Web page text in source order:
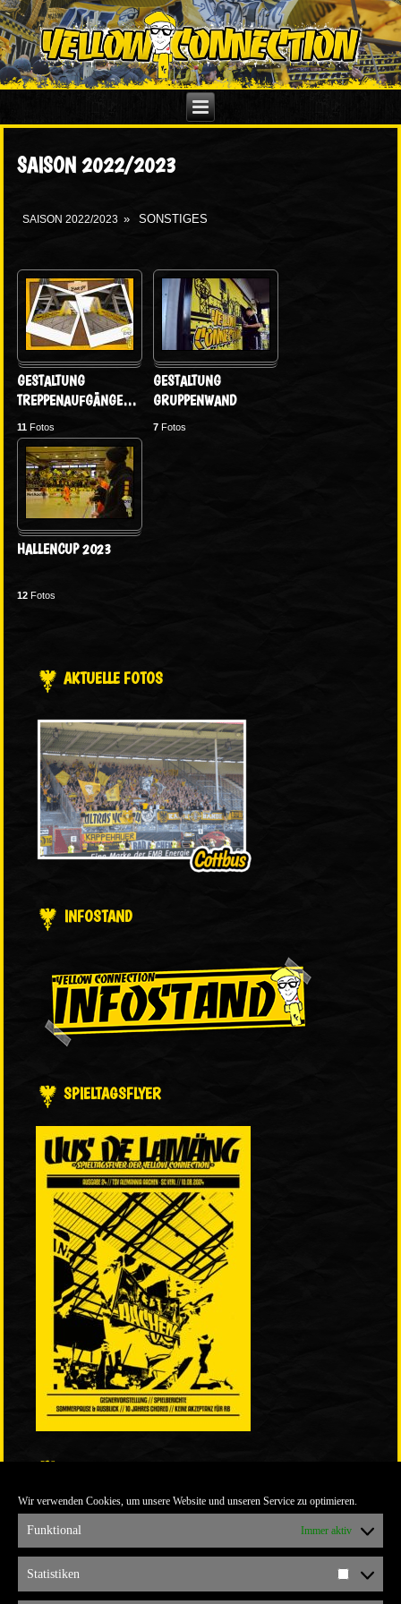
Wir verwenden Cookies, um unsere Website und unseren Service zu optimieren.
Funktional Immer aktiv
Statistiken
SAISON 2022/2023
SAISON 2022/2023 » SONSTIGES
GESTALTUNG
TREPPENAUFGÄNGE…
11 Fotos
GESTALTUNG
GRUPPENWAND
7 Fotos
HALLENCUP 2023
12 Fotos
AKTUELLE FOTOS
INFOSTAND
SPIELTAGSFLYER
ULTRABLOG DER YELLOW CONNECTION
ALEMANNIA VERKAUFT MAN NICHT
ARCHIV